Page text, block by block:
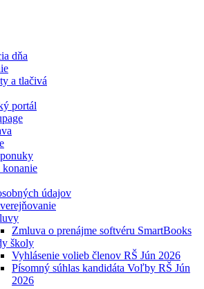
dňa
a tlačivá
portál
údajov
Zmluva o prenájme softvéru SmartBooks
školy
Vyhlásenie volieb členov RŠ Jún 2026
Písomný súhlas kandidáta Voľby RŠ Jún
2026